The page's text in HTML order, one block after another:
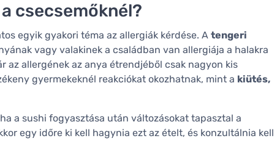
csecsemőknél?
egyik gyakori téma az allergiák kérdése. A tengeri
vagy valakinek a családban van allergiája a halakra
az allergének az anya étrendjéből csak nagyon kis
gyermekeknél reakciókat okozhatnak, mint a kiütés,
a sushi fogyasztása után változásokat tapasztal a
egy időre ki kell hagynia ezt az ételt, és konzultálnia kell